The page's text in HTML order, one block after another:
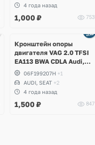
4 года назад
1,000 ₽ 753
Кронштейн опоры
двигателя VAG 2.0 TFSI
EA113 BWA CDLA Audi,
Volkswagen, Skosa, Seat
06F199207H +1
AUDI, SEAT +2
4 года назад
1,500 ₽ 847